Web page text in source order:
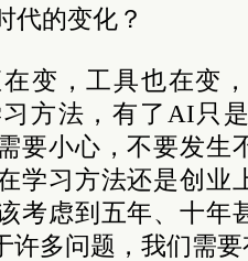
代的变化？
变，工具也在变
方法，有了AI只
要小心，不要发生
学习方法还是创业
考虑到五年、十年
许多问题，我们需